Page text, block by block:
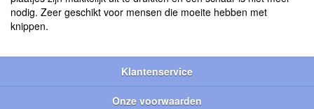
nodig. Zeer geschikt voor mensen die moeite hebben met
knippen.
Klantenservice
Onze voorwaarden